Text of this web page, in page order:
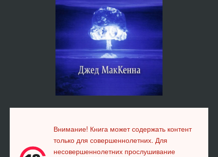
Внимание! Книга может содержать контент
только для совершеннолетних. Для
несовершеннолетних прослушивание